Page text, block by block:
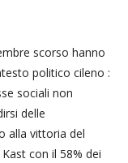
scorso hanno
politico cileno :
sociali non
delle
alla vittoria del
con il 58% dei